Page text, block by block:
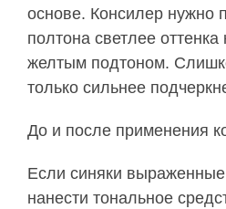
основе. Консилер нужно
полтона светлее
желтым подтоном.
только сильнее
До и после применения
Если синяки
нанести тональное